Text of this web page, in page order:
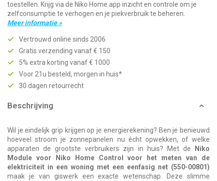
toestellen. Krijg via de Niko Home app inzicht en controle om je
zelfconsumptie te verhogen en je piekverbruik te beheren.
Meer informatie »
Vertrouwd online sinds 2006
Gratis verzending vanaf € 150
5% extra korting vanaf € 1000
Voor 21u besteld, morgen in huis*
30 dagen retourrecht
Beschrijving
Wil je eindelijk grip krijgen op je energierekening? Ben je benieuwd
hoeveel stroom je zonnepanelen nu écht opwekken, of welke
apparaten de grootste verbruikers zijn in huis? Met de
Niko
Module voor Niko Home Control voor het meten van de
elektriciteit in een woning met een eenfasig net (550-00801)
maak je van giswerk een exacte wetenschap. Deze slimme